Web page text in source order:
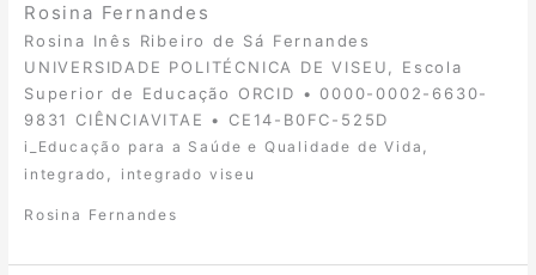
Rosina Fernandes
Rosina Inês Ribeiro de Sá Fernandes
UNIVERSIDADE POLITÉCNICA DE VISEU, Escola
Superior de Educação ORCID • 0000-0002-6630-
9831 CIÊNCIAVITAE • CE14-B0FC-525D
i_Educação para a Saúde e Qualidade de Vida ,
integrado , integrado viseu
Rosina Fernandes